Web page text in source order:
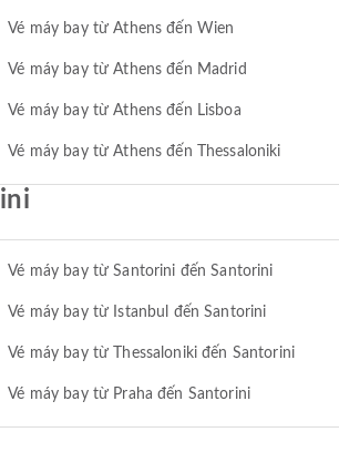
Vé máy bay từ Athens đến Wien
Vé máy bay từ Athens đến Madrid
Vé máy bay từ Athens đến Lisboa
Vé máy bay từ Athens đến Thessaloniki
Vé máy bay từ Santorini đến Santorini
Vé máy bay từ Istanbul đến Santorini
Vé máy bay từ Thessaloniki đến Santorini
Vé máy bay từ Praha đến Santorini